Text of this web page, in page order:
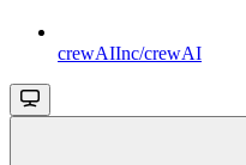
crewAIInc/crewAI